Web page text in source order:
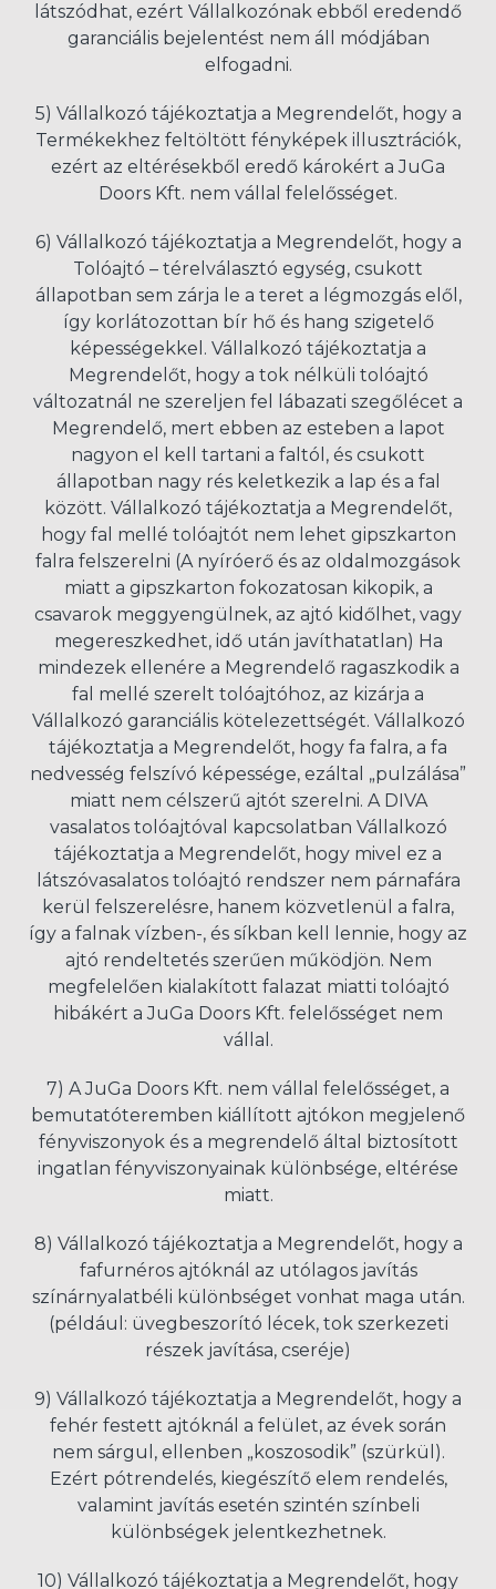
látszódhat, ezért Vállalkozónak ebből eredendő
garanciális bejelentést nem áll módjában
elfogadni.
5) Vállalkozó tájékoztatja a Megrendelőt, hogy a
Termékekhez feltöltött fényképek illusztrációk,
ezért az eltérésekből eredő károkért a JuGa
Doors Kft. nem vállal felelősséget.
6) Vállalkozó tájékoztatja a Megrendelőt, hogy a
Tolóajtó – térelválasztó egység, csukott
állapotban sem zárja le a teret a légmozgás elől,
így korlátozottan bír hő és hang szigetelő
képességekkel. Vállalkozó tájékoztatja a
Megrendelőt, hogy a tok nélküli tolóajtó
változatnál ne szereljen fel lábazati szegőlécet a
Megrendelő, mert ebben az esteben a lapot
nagyon el kell tartani a faltól, és csukott
állapotban nagy rés keletkezik a lap és a fal
között. Vállalkozó tájékoztatja a Megrendelőt,
hogy fal mellé tolóajtót nem lehet gipszkarton
falra felszerelni (A nyíróerő és az oldalmozgások
miatt a gipszkarton fokozatosan kikopik, a
csavarok meggyengülnek, az ajtó kidőlhet, vagy
megereszkedhet, idő után javíthatatlan) Ha
mindezek ellenére a Megrendelő ragaszkodik a
fal mellé szerelt tolóajtóhoz, az kizárja a
Vállalkozó garanciális kötelezettségét. Vállalkozó
tájékoztatja a Megrendelőt, hogy fa falra, a fa
nedvesség felszívó képessége, ezáltal „pulzálása”
miatt nem célszerű ajtót szerelni. A DIVA
vasalatos tolóajtóval kapcsolatban Vállalkozó
tájékoztatja a Megrendelőt, hogy mivel ez a
látszóvasalatos tolóajtó rendszer nem párnafára
kerül felszerelésre, hanem közvetlenül a falra,
így a falnak vízben-, és síkban kell lennie, hogy az
ajtó rendeltetés szerűen működjön. Nem
megfelelően kialakított falazat miatti tolóajtó
hibákért a JuGa Doors Kft. felelősséget nem
vállal.
7) A JuGa Doors Kft. nem vállal felelősséget, a
bemutatóteremben kiállított ajtókon megjelenő
fényviszonyok és a megrendelő által biztosított
ingatlan fényviszonyainak különbsége, eltérése
miatt.
8) Vállalkozó tájékoztatja a Megrendelőt, hogy a
fafurnéros ajtóknál az utólagos javítás
színárnyalatbéli különbséget vonhat maga után.
(például: üvegbeszorító lécek, tok szerkezeti
részek javítása, cseréje)
9) Vállalkozó tájékoztatja a Megrendelőt, hogy a
fehér festett ajtóknál a felület, az évek során
nem sárgul, ellenben „koszosodik” (szürkül).
Ezért pótrendelés, kiegészítő elem rendelés,
valamint javítás esetén szintén színbeli
különbségek jelentkezhetnek.
10) Vállalkozó tájékoztatja a Megrendelőt, hogy